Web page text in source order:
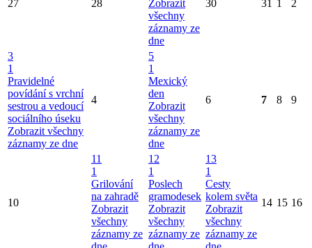
27 28
Zobrazit
všechny
záznamy ze
dne
30 31 1 2
3
1
Pravidelné
povídání s vrchní
sestrou a vedoucí
sociálního úseku
Zobrazit všechny
záznamy ze dne
4
5
1
Mexický
den
Zobrazit
všechny
záznamy ze
dne
6 7 8 9
10
11
1
Grilování
na zahradě
Zobrazit
všechny
záznamy ze
12
1
Poslech
gramodesek
Zobrazit
všechny
záznamy ze
13
1
Cesty
kolem světa
Zobrazit
všechny
záznamy ze
14 15 16